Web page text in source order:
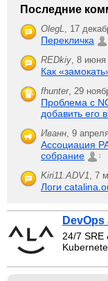
Последние
OlegL, 17
Перекличка
REDkiy, 8 июня
Как
fhunter, 29
Проблема с
добавить его
Иванн, 9
Ассоциация
собрание
1
Kiri11.ADV1, 7
Логи
24/7 SRE